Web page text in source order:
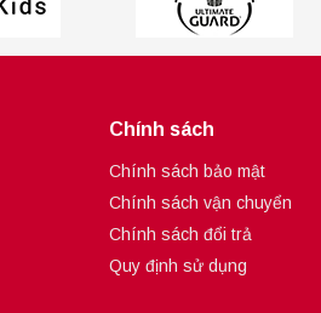
Chính sách
Chính sách bảo mật
Chính sách vận chuyển
Chính sách đổi trả
Quy định sử dụng